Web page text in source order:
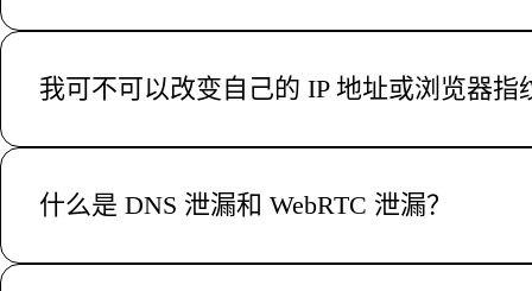
除了 IP 地址，网站还会通过你使用的浏览器抓取“指纹”
我可不可以改变自己的 IP 地址或浏览器指
可以。你可以通过使用 VPN 或代理 IP 来隐藏你的 IP 地
什么是 DNS 泄漏和 WebRTC 泄漏？
DNS 泄漏是指你的浏览器没有通过安全的 VPN 隧道，而